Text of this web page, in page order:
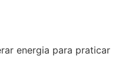
energia para praticar